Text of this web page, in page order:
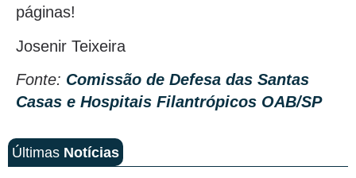
páginas!
Josenir Teixeira
Fonte: Comissão de Defesa das Santas
Casas e Hospitais Filantrópicos OAB/SP
Últimas Notícias